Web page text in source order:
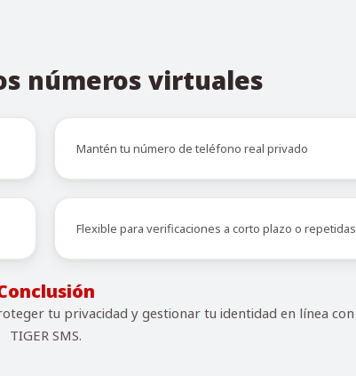
números virtuales
Mantén tu número de teléfono real privado
Flexible para verificaciones a corto plazo o repetidas
tu privacidad y gestionar tu identidad en línea con
TIGER SMS.